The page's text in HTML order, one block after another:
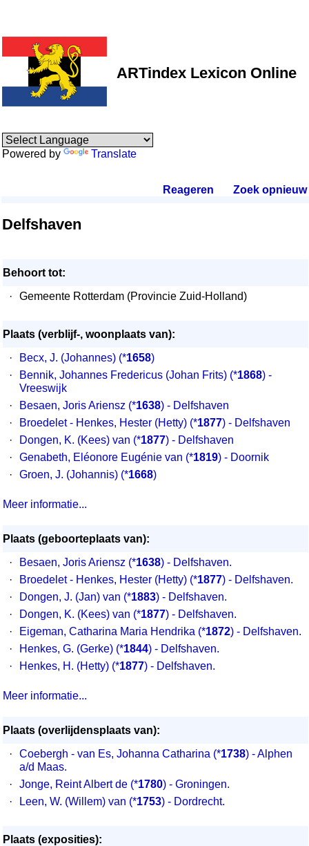
ARTindex Lexicon Online
Powered by Translate
Reageren Zoek opnieuw.
Delfshaven
Behoort tot:
·
Gemeente Rotterdam (Provincie Zuid-Holland)
Plaats (verblijf-, woonplaats van):
·
Becx, J. (Johannes) (*1658)
·
Bennik, Johannes Fredericus (Johan Frits) (*1868) -
Vreeswijk
·
Besaen, Joris Ariensz (*1638) - Delfshaven
·
Broedelet - Henkes, Hester (Hetty) (*1877) - Delfshaven
·
Dongen, K. (Kees) van (*1877) - Delfshaven
·
Genabeth, Eléonore Eugénie van (*1819) - Doornik
·
Groen, J. (Johannis) (*1668)
Meer informatie...
Plaats (geboorteplaats van):
·
Besaen, Joris Ariensz (*1638) - Delfshaven.
·
Broedelet - Henkes, Hester (Hetty) (*1877) - Delfshaven.
·
Dongen, J. (Jan) van (*1883) - Delfshaven.
·
Dongen, K. (Kees) van (*1877) - Delfshaven.
·
Eigeman, Catharina Maria Hendrika (*1872) - Delfshaven.
·
Henkes, G. (Gerke) (*1844) - Delfshaven.
·
Henkes, H. (Hetty) (*1877) - Delfshaven.
Meer informatie...
Plaats (overlijdensplaats van):
·
Coebergh - van Es, Johanna Catharina (*1738) - Alphen
a/d Maas.
·
Jonge, Reint Albert de (*1780) - Groningen.
·
Leen, W. (Willem) van (*1753) - Dordrecht.
Plaats (exposities):